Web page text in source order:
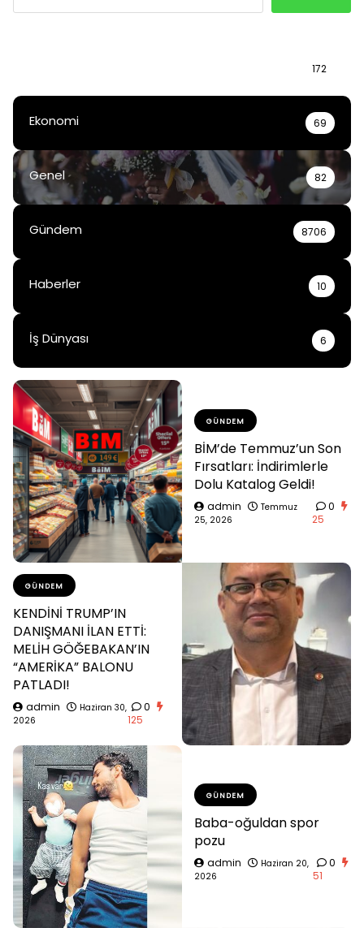
172
Ekonomi 69
Genel 82
Gündem 8706
Haberler 10
İş Dünyası 6
GÜNDEM
BİM’de Temmuz’un Son
Fırsatları: İndirimlerle
Dolu Katalog Geldi!
admin
Temmuz
25, 2026
0
25
GÜNDEM
KENDİNİ TRUMP’IN
DANIŞMANI İLAN ETTİ:
MELİH GÖĞEBAKAN’IN
“AMERİKA” BALONU
PATLADI!
admin
Haziran 30,
2026
0
125
GÜNDEM
Baba-oğuldan spor
pozu
admin
Haziran 20,
2026
0
51